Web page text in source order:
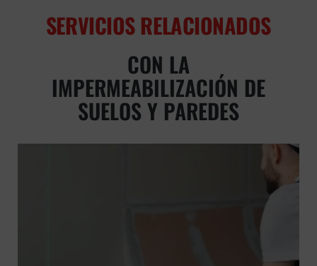
SERVICIOS RELACIONADOS
CON LA
IMPERMEABILIZACIÓN DE
SUELOS Y PAREDES